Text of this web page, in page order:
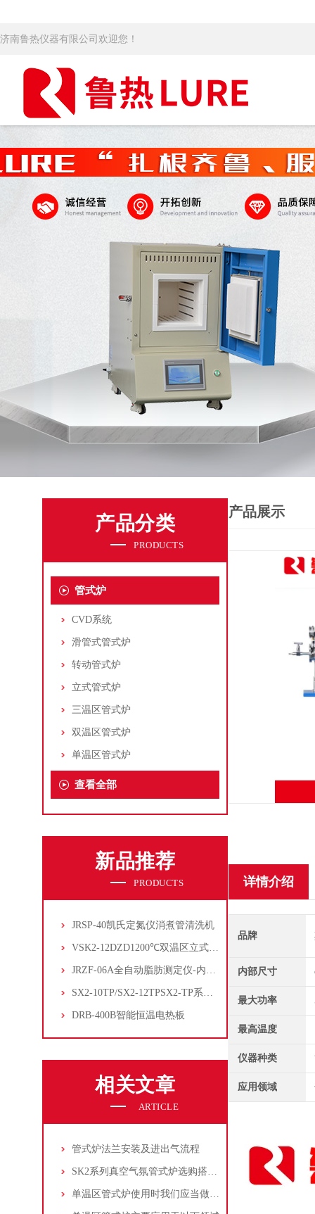
济南鲁热仪器有限公司欢迎您！
产品分类
PRODUCTS
管式炉
CVD系统
滑管式管式炉
转动管式炉
立式管式炉
三温区管式炉
双温区管式炉
单温区管式炉
查看全部
新品推荐
PRODUCTS
JRSP-40凯氏定氮仪消煮管清洗机
VSK2-12DZD1200℃双温区立式管式炉
JRZF-06A全自动脂肪测定仪-内置电子制冷系统
SX2-10TP/SX2-12TPSX2-TP系列经济型陶瓷纤维马弗炉
DRB-400B智能恒温电热板
相关文章
ARTICLE
管式炉法兰安装及进出气流程
SK2系列真空气氛管式炉选购搭配指南
单温区管式炉使用时我们应当做好哪些保养工作？
产品展示
详情介绍
品牌
内部尺寸
最大功率
最高温度
仪器种类
应用领域